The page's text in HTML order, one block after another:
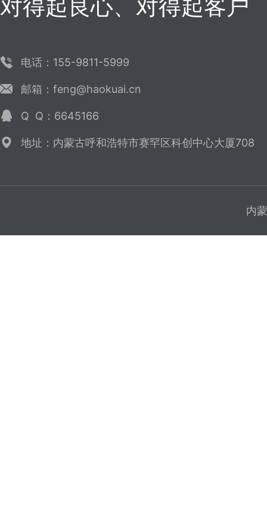
对得起良心、对得起客户
电话：155-9811-5999
邮箱：feng@haokuai.cn
Q Q：6645166
地址：内蒙古呼和浩特市赛罕区科创中心大厦708
内